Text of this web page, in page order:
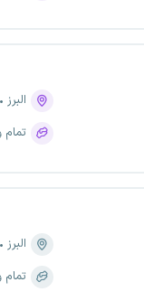
البرز
البرز